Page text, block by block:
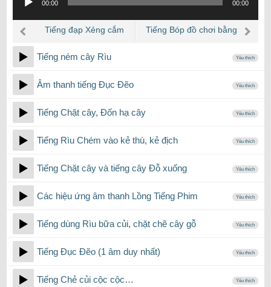
phát
âm
thanh
00:00 00:00
Tiếng đạp Xẻng cắm
Tiếng Bóp đồ chơi bằng
Tiếng ném cây Rìu Yêu thích
Âm thanh tiếng Đục Đẽo Yêu thích
Tiếng Chặt cây, Đốn hạ cây Yêu thích
Tiếng Rìu Chém vào kẻ thù, kẻ địch Yêu thích
Tiếng Chặt cây và tiếng cây Đỗ xuống Yêu thích
Các hiệu ứng âm thanh Lồng Tiếng Phim Yêu thích
Tiếng dùng Rìu bữa củi, chặt chẽ cây gỗ Yêu thích
Tiếng Đục Đẽo (1 âm duy nhất) Yêu thích
Tiếng Chẻ củi cộc cộc… Yêu thích